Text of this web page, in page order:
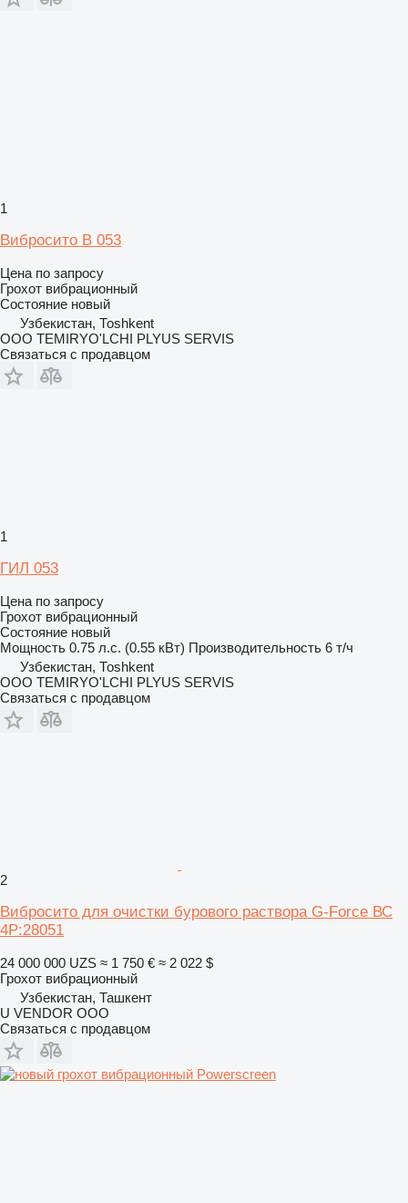
1
Вибросито В 053
Цена по запросу
Грохот вибрационный
Состояние новый
Узбекистан, Тоshkent
OOO TEMIRYO'LCHI PLYUS SERVIS
Связаться с продавцом
1
ГИЛ 053
Цена по запросу
Грохот вибрационный
Состояние новый
Мощность 0.75 л.с. (0.55 кВт) Производительность 6 т/ч
Узбекистан, Тоshkent
OOO TEMIRYO'LCHI PLYUS SERVIS
Связаться с продавцом
2
Вибросито для очистки бурового раствора G-Force ВС
4Р:28051
24 000 000 UZS ≈ 1 750 € ≈ 2 022 $
Грохот вибрационный
Узбекистан, Ташкент
U VENDOR OOO
Связаться с продавцом